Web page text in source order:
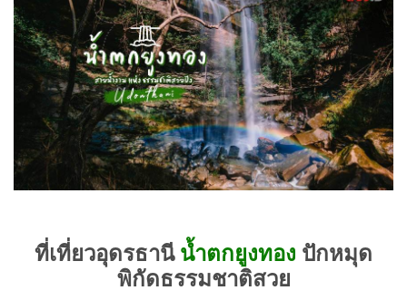
ที่เที่ยวอุดรธานี น้ำตกยูงทอง ปักหมุด
พิกัดธรรมชาติสวย